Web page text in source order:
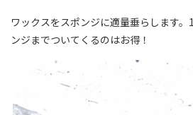
ワックスをスポンジに適量垂らします
ンジまでついてくるのはお得！